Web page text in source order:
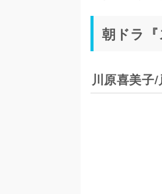
朝ドラ
川原喜美子